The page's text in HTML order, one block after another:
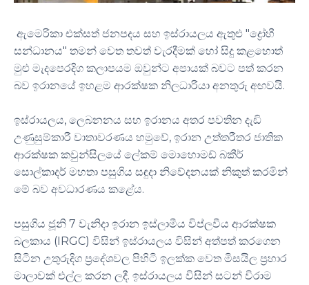
ඇමෙරිකා එක්සත් ජනපදය සහ ඉස්රායලය ඇතුළු "ද්‍රෝහී
සන්ධානය" තමන් වෙත තවත් වැරදීමක් හෝ සිදු කළහොත්
මුළු මැදපෙරදිග කලාපයම ඔවුන්ට අපායක් බවට පත් කරන
බව ඉරානයේ ඉහළම ආරක්ෂක නිලධාරියා අනතුරු අඟවයි.
ඉස්රායලය, ලෙබනනය සහ ඉරානය අතර පවතින දැඩි
උණුසුම්කාරී වාතාවරණය හමුවේ, ඉරාන උත්තරීතර ජාතික
ආරක්ෂක කවුන්සිලයේ ලේකම් මොහොමඩ් බකීර්
සොල්කාදර් මහතා පසුගිය සඳුදා නිවේදනයක් නිකුත් කරමින්
මේ බව අවධාරණය කළේය.
පසුගිය ජූනි 7 වැනිදා ඉරාන ඉස්ලාමීය විප්ලවීය ආරක්ෂක
බලකාය (IRGC) විසින් ඉස්රායලය විසින් අත්පත් කරගෙන
සිටින උතුරුදිග ප්‍රදේශවල පිහිටි ඉලක්ක වෙත මිසයිල ප්‍රහාර
මාලාවක් එල්ල කරන ලදී. ඉස්රායලය විසින් සටන් විරාම